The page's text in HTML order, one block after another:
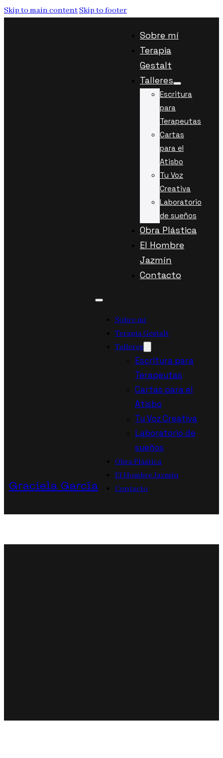
Skip to main contentSkip to footer
Graciela García
Sobre mí
Terapia
Gestalt
Talleres
Escritura
para
Terapeutas
Cartas
para el
Atisbo
Tu Voz
Creativa
Laboratorio
de sueños
Obra Plástica
El Hombre
Jazmín
Contacto
Sobre mí
Terapia Gestalt
Talleres
Escritura para
Terapeutas
Cartas para el
Atisbo
Tu Voz Creativa
Laboratorio de
sueños
Obra Plástica
El Hombre Jazmín
Contacto